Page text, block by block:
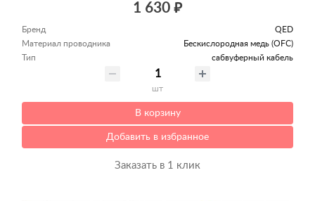
1 630 ₽
Бренд
QED
Материал проводника
Беcкислородная медь (OFC)
Тип
сабвуферный кабель
шт
В корзину
Добавить в избранное
Заказать в 1 клик